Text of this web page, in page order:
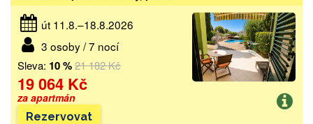
út 11.8.–18.8.2026
3 osoby / 7 nocí
Sleva: 10 %21 182 Kč
19 064 Kč
za apartmán
Rezervovat